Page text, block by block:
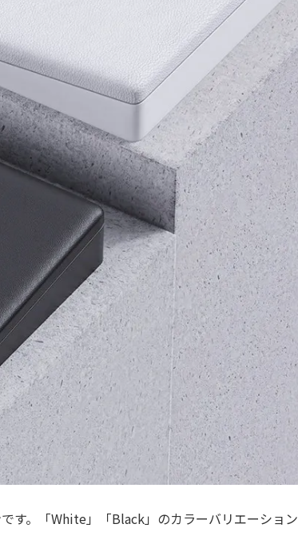
す。「White」「Black」のカラーバリエーション